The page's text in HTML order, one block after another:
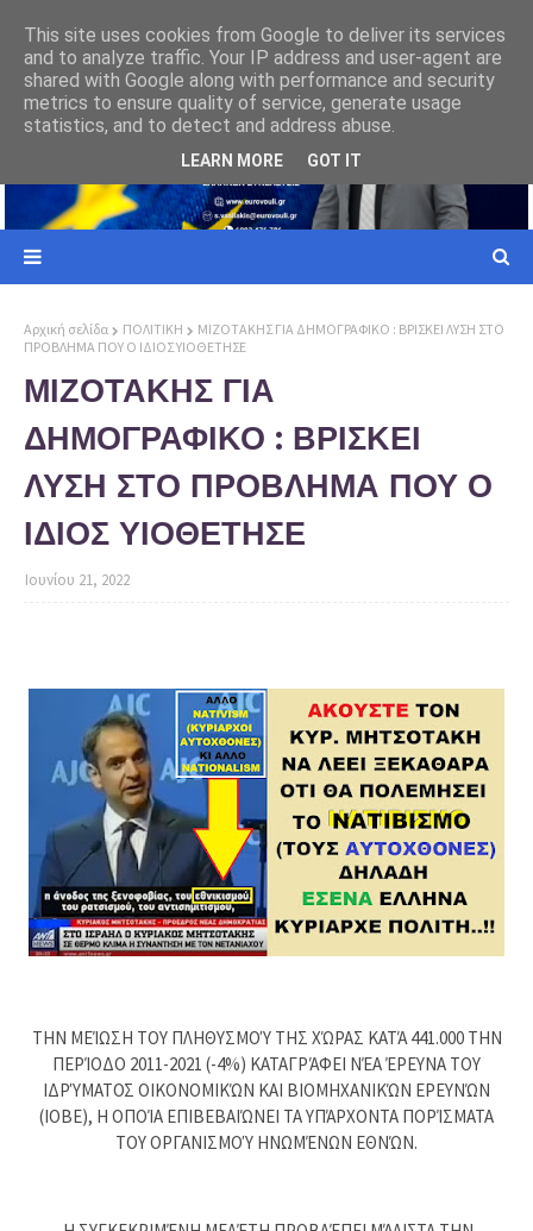
σε
ΕΥΡΩΠΑΙΚΗ ΕΝΩΣΗ
Γιατί ο Ελληνας Πολίτης πρέπει να επιλέξει την Ελλήνων Συνέλευσις
Αρχική σελίδα ΠΟΛΙΤΙΚΗ
ΜΙΖΟΤΑΚΗΣ ΓΙΑ ΔΗΜΟΓΡΑΦΙΚΟ : ΒΡΙΣΚΕΙ ΛΥΣΗ ΣΤΟ
ΠΡΟΒΛΗΜΑ ΠΟΥ Ο ΙΔΙΟΣ ΥΙΟΘΕΤΗΣΕ
ΜΙΖΟΤΑΚΗΣ ΓΙΑ
ΔΗΜΟΓΡΑΦΙΚΟ : ΒΡΙΣΚΕΙ
ΛΥΣΗ ΣΤΟ ΠΡΟΒΛΗΜΑ ΠΟΥ Ο
ΙΔΙΟΣ ΥΙΟΘΕΤΗΣΕ
Ιουνίου 21, 2022
ΤΗΝ ΜΕΊΩΣΗ ΤΟΥ ΠΛΗΘΥΣΜΟΎ ΤΗΣ ΧΏΡΑΣ ΚΑΤΆ 441.000 ΤΗΝ
ΠΕΡΊΟΔΟ 2011-2021 (-4%) ΚΑΤΑΓΡΆΦΕΙ ΝΈΑ ΈΡΕΥΝΑ ΤΟΥ
ΙΔΡΎΜΑΤΟΣ ΟΙΚΟΝΟΜΙΚΏΝ ΚΑΙ ΒΙΟΜΗΧΑΝΙΚΏΝ ΕΡΕΥΝΏΝ
(ΙΟΒΕ), Η ΟΠΟΊΑ ΕΠΙΒΕΒΑΙΏΝΕΙ ΤΑ ΥΠΆΡΧΟΝΤΑ ΠΟΡΊΣΜΑΤΑ
ΤΟΥ ΟΡΓΑΝΙΣΜΟΎ ΗΝΩΜΈΝΩΝ ΕΘΝΏΝ.
This site uses cookies from Google to deliver its services
and to analyze traffic. Your IP address and user-agent are
shared with Google along with performance and security
metrics to ensure quality of service, generate usage
statistics, and to detect and address abuse.
LEARN MORE GOT IT